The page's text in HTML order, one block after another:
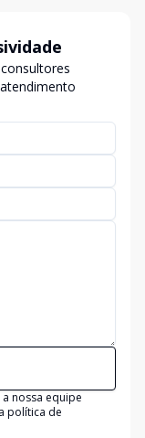
nossa equipe
política de